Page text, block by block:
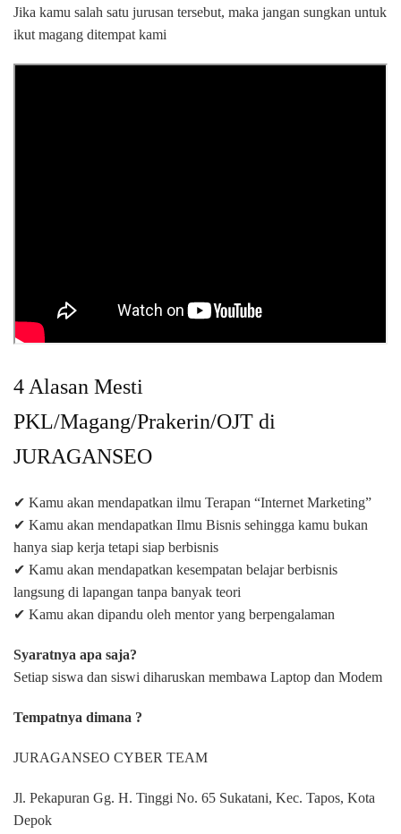
Jika kamu salah satu jurusan tersebut, maka jangan sungkan untuk
ikut magang ditempat kami
4 Alasan Mesti
PKL/Magang/Prakerin/OJT di
JURAGANSEO
✔ Kamu akan mendapatkan ilmu Terapan “Internet Marketing”
✔ Kamu akan mendapatkan Ilmu Bisnis sehingga kamu bukan
hanya siap kerja tetapi siap berbisnis
✔ Kamu akan mendapatkan kesempatan belajar berbisnis
langsung di lapangan tanpa banyak teori
✔ Kamu akan dipandu oleh mentor yang berpengalaman
Syaratnya apa saja?
Setiap siswa dan siswi diharuskan membawa Laptop dan Modem
Tempatnya dimana ?
JURAGANSEO CYBER TEAM
Jl. Pekapuran Gg. H. Tinggi No. 65 Sukatani, Kec. Tapos, Kota
Depok